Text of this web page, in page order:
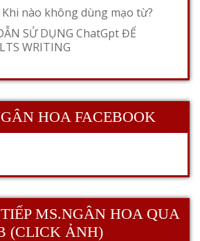
Khi nào không dùng mạo từ?
SỬ DỤNG ChatGpt ĐỂ
WRITING
HOA FACEBOOK
MS.NGÂN HOA QUA
(CLICK ẢNH)